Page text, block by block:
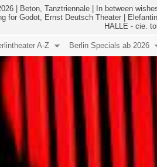
Beton, Tanztriennale
In between
for Godot, Ernst Deutsch Theater
HALLE - cie.
A-Z Berlin Specials ab 2026